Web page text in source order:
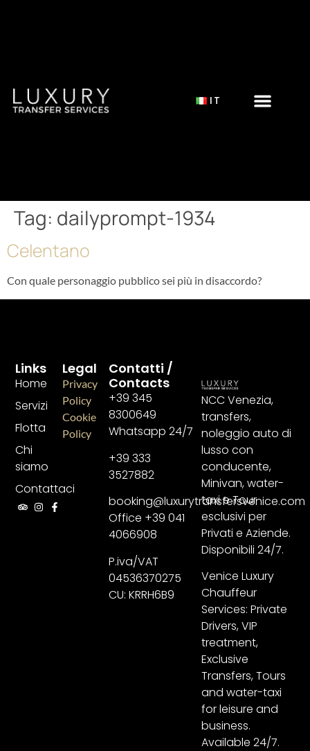
IT
Tag: dailyprompt-1934
Celentano
Con quale personaggio pubblico sei più in disaccordo?
NCC Venezia,
transfers,
noleggio auto di
lusso con
conducente,
Minivan, water-
taxi e Tour
esclusivi per
Privati e Aziende.
Disponibili 24/7.
Venice Luxury
Chauffeur
Services: Private
Drivers, VIP
treatment,
Exclusive
Transfers, Tours
and water-taxi
for leisure and
business.
Available 24/7.
Contatti /
Contacts
+39 345
8300649
Whatsapp 24/7
+39 333
3527882
booking@luxurytransfersvenice.com
Office +39 041
4066908
P.iva/VAT
04536370275
CU: KRRH6B9
Links
Home
Servizi
Flotta
Chi
siamo
Contattaci
Legal
Privacy
Policy
Cookie
Policy